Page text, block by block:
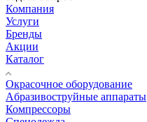
Компания
Услуги
Бренды
Акции
Каталог
Окрасочное оборудование
Aбразивоструйные аппараты
Компрессоры